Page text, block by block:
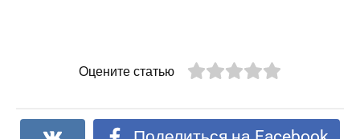
Оцените статью